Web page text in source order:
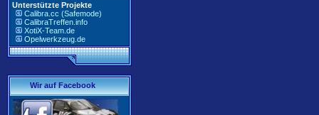
Unterstützte Projekte
Calibra.cc (Safemode)
CalibraTreffen.info
XotiX-Team.de
Opelwerkzeug.de
Wir auf Facebook